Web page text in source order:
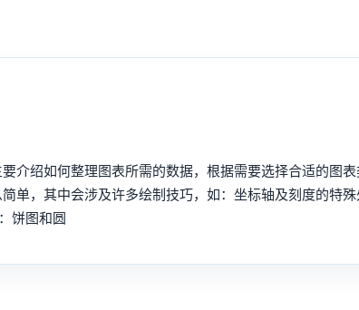
介绍如何整理图表所需的数据，根据需要选择合适的图
单，其中会涉及许多绘制技巧，如：坐标轴及刻度的特
饼图和圆